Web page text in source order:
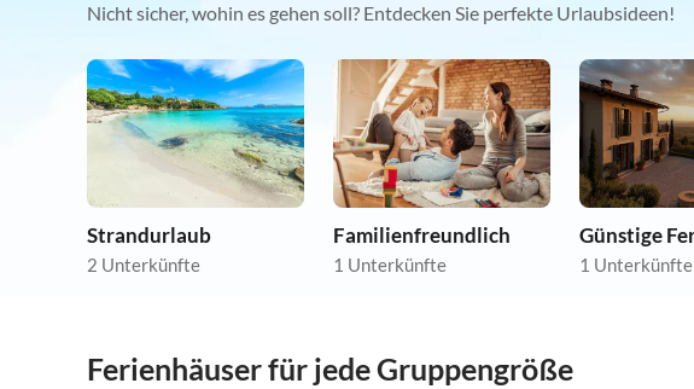
Nicht sicher, wohin es gehen soll? Entdecken Sie perfekte Urlaubsideen!
Strandurlaub
2 Unterkünfte
Familienfreundlich
1 Unterkünfte 1 Unterkünfte
Ferienhäuser für jede Gruppengröße